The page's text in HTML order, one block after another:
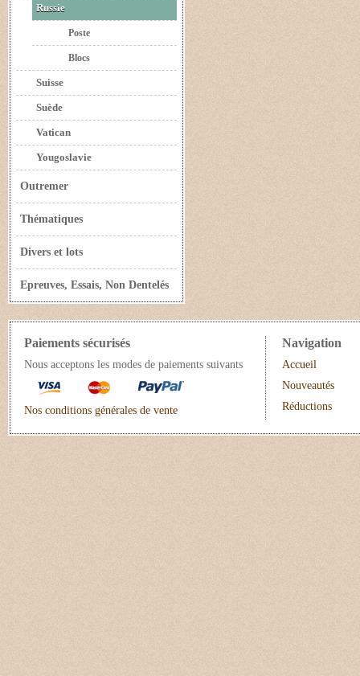
Russie
Poste
Blocs
Suisse
Suède
Vatican
Yougoslavie
Outremer
Thématiques
Divers et lots
Epreuves, Essais, Non Dentelés
Paiements sécurisés
Nous acceptons les modes de paiements suivants
Nos conditions générales de vente
Navigation
Accueil
Nouveautés
Réductions